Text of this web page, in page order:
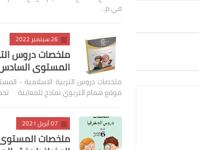
في م…
26 سبتمبر 2022
ملخصات دروس
المستوى
ملخصات دروس التربية الاسلامية -
موقع همام التربوي نماذج للمعاينة
07 أبريل 2021
ملخصات